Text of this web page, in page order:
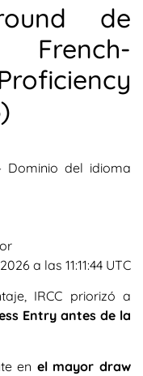
de
French-
Dominio del idioma
a las 11:11:44 UTC
IRCC priorizó a
Entry antes de la
en el mayor draw